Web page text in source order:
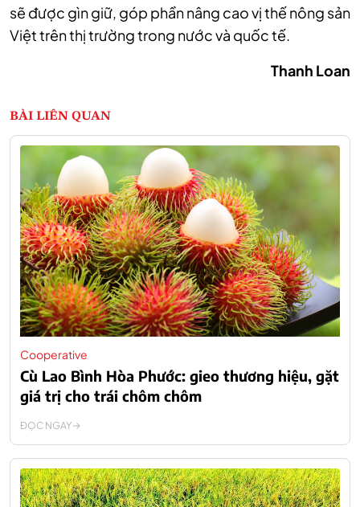
sẽ được gìn giữ, góp phần nâng cao vị thế nông sản
Việt trên thị trường trong nước và quốc tế.
Thanh Loan
BÀI LIÊN QUAN
Cooperative
Cù Lao Bình Hòa Phước: gieo thương hiệu, gặt
giá trị cho trái chôm chôm
ĐỌC NGAY